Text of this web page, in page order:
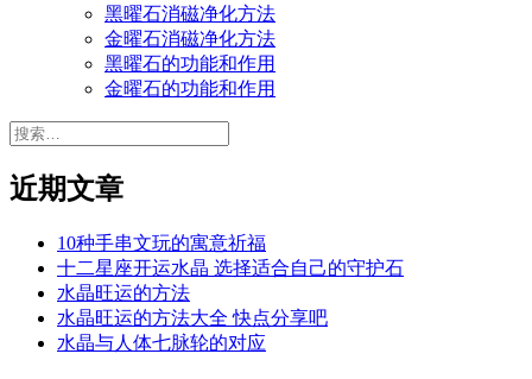
黑曜石消磁净化方法
金曜石消磁净化方法
黑曜石的功能和作用
金曜石的功能和作用
搜
近期文章
10种手串文玩的寓意祈福
十二星座开运水晶 选择适合自己的守护石
水晶旺运的方法
水晶旺运的方法大全 快点分享吧
水晶与人体七脉轮的对应